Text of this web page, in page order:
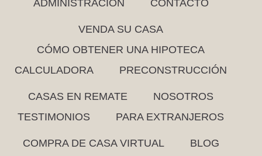
ADMINISTRACIÓN
CONTACTO
VENDA SU CASA
CÓMO OBTENER UNA HIPOTECA
CALCULADORA
PRECONSTRUCCIÓN
CASAS EN REMATE
NOSOTROS
TESTIMONIOS
PARA EXTRANJEROS
COMPRA DE CASA VIRTUAL BLOG